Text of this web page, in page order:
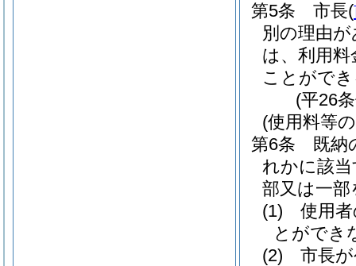
第5条
市長(
別の理由
は、利用料
ことがで
(平26
(使用料等
第6条
既納
れかに該
部又は一
(1)
使用
とができ
(2)
市長